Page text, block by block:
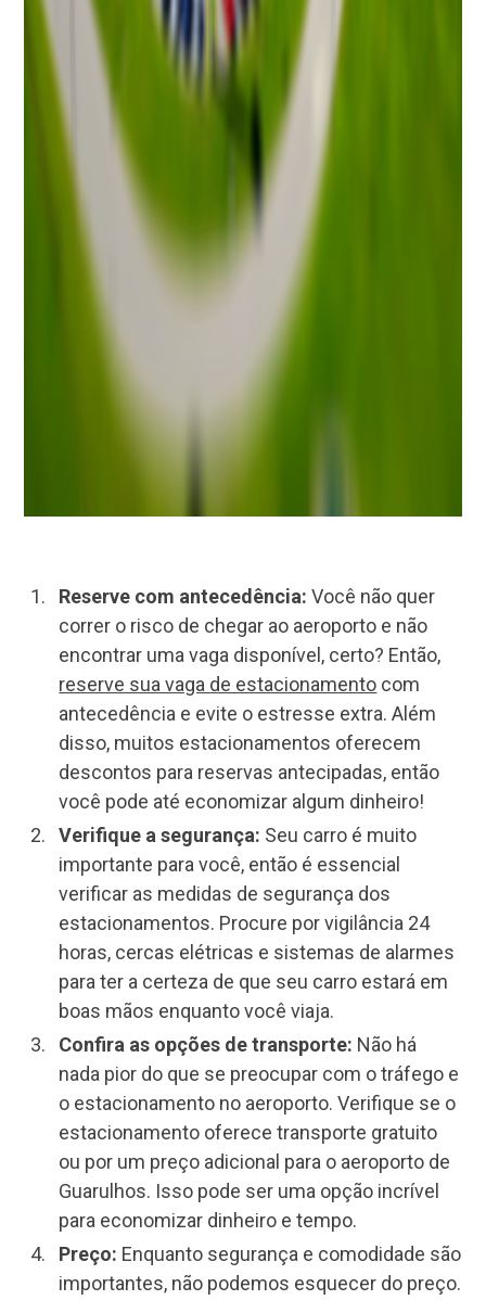
Reserve com antecedência: Você não quer
correr o risco de chegar ao aeroporto e não
encontrar uma vaga disponível, certo? Então,
reserve sua vaga de estacionamento com
antecedência e evite o estresse extra. Além
disso, muitos estacionamentos oferecem
descontos para reservas antecipadas, então
você pode até economizar algum dinheiro!
Verifique a segurança: Seu carro é muito
importante para você, então é essencial
verificar as medidas de segurança dos
estacionamentos. Procure por vigilância 24
horas, cercas elétricas e sistemas de alarmes
para ter a certeza de que seu carro estará em
boas mãos enquanto você viaja.
Confira as opções de transporte: Não há
nada pior do que se preocupar com o tráfego e
o estacionamento no aeroporto. Verifique se o
estacionamento oferece transporte gratuito
ou por um preço adicional para o aeroporto de
Guarulhos. Isso pode ser uma opção incrível
para economizar dinheiro e tempo.
Preço: Enquanto segurança e comodidade são
importantes, não podemos esquecer do preço.